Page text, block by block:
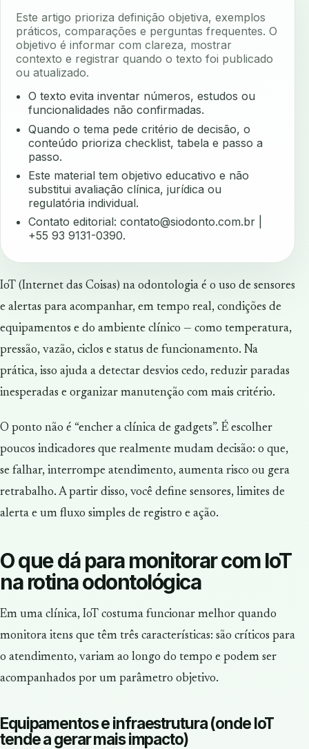
Este artigo prioriza definição objetiva, exemplos
práticos, comparações e perguntas frequentes. O
objetivo é informar com clareza, mostrar
contexto e registrar quando o texto foi publicado
ou atualizado.
O texto evita inventar números, estudos ou
funcionalidades não confirmadas.
Quando o tema pede critério de decisão, o
conteúdo prioriza checklist, tabela e passo a
passo.
Este material tem objetivo educativo e não
substitui avaliação clínica, jurídica ou
regulatória individual.
Contato editorial:contato@siodonto.com.br
+55 93 9131-0390.
IoT (Internet das Coisas) na odontologia é o uso de sensores
e alertas para acompanhar, em tempo real, condições de
equipamentos e do ambiente clínico — como temperatura,
pressão, vazão, ciclos e status de funcionamento. Na
prática, isso ajuda a detectar desvios cedo, reduzir paradas
inesperadas e organizar manutenção com mais critério.
O ponto não é “encher a clínica de gadgets”. É escolher
poucos indicadores que realmente mudam decisão: o que,
se falhar, interrompe atendimento, aumenta risco ou gera
retrabalho. A partir disso, você define sensores, limites de
alerta e um fluxo simples de registro e ação.
O que dá para monitorar com IoT
na rotina odontológica
Em uma clínica, IoT costuma funcionar melhor quando
monitora itens que têm três características: são críticos para
o atendimento, variam ao longo do tempo e podem ser
acompanhados por um parâmetro objetivo.
Equipamentos e infraestrutura (onde IoT
tende a gerar mais impacto)